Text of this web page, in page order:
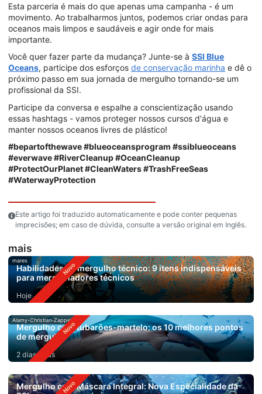
Esta parceria é mais do que apenas uma campanha - é um
movimento. Ao trabalharmos juntos, podemos criar ondas para
oceanos mais limpos e saudáveis e agir onde for mais
importante.
Você quer fazer parte da mudança? Junte-se à SSI Blue
Oceans, participe dos esforços de conservação marinha e dê o
próximo passo em sua jornada de mergulho tornando-se um
profissional da SSI.
Participe da conversa e espalhe a conscientização usando
essas hashtags - vamos proteger nossos cursos d'água e
manter nossos oceanos livres de plástico!
#bepartofthewave #blueoceansprogram #ssiblueoceans
#everwave #RiverCleanup #OceanCleanup
#ProtectOurPlanet #CleanWaters #TrashFreeSeas
#WaterwayProtection
Este artigo foi traduzido automaticamente e pode conter pequenas
imprecisões; em caso de dúvida, consulte a versão original em Inglês.
mais
mares
Habilidades de mergulho técnico: 9 itens indispensáveis
para mergulhadores técnicos
Hoje
Alamy-Christian-Zappel
Mergulho com tubarões-martelo: os 10 melhores pontos
de mergulho
2 dias atrás
Mergulho com Máscara Integral: Nova Especialidade da